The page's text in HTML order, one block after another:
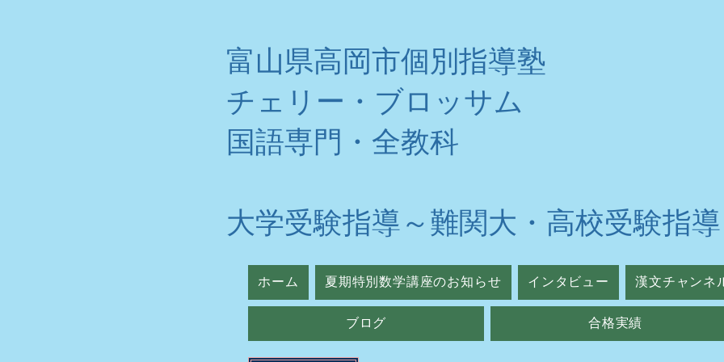
富山県高岡市個別指導塾
チェリー・ブロッサム
​国語専門・全教科
大学受験指導～難関大・高校受験指導
ホーム 夏期特別数学講座のお知らせ インタビュー 漢文チャンネ
ブログ 合格実績